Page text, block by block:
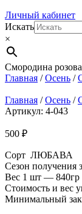
Личный кабинет
Искать
×
Смородина
Главная /Осень /
Главная /Осень /
Артикул: 4-043
500 ₽
Сорт ЛЮБАВА
Сезон получения
Вес 1 шт — 840гр
Стоимость и вес
Минимальный